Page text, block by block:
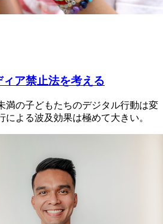
ア禁止法を考える
満の子どもたちのデジタル行動は変
による波及効果は極めて大きい。